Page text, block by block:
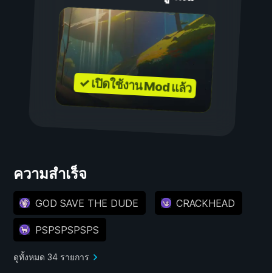
✓ เปิดใช้งาน Mod แล้ว
ความสำเร็จ
GOD SAVE THE DUDE CRACKHEAD
PSPSPSPSPS
ดูทั้งหมด 34 รายการ